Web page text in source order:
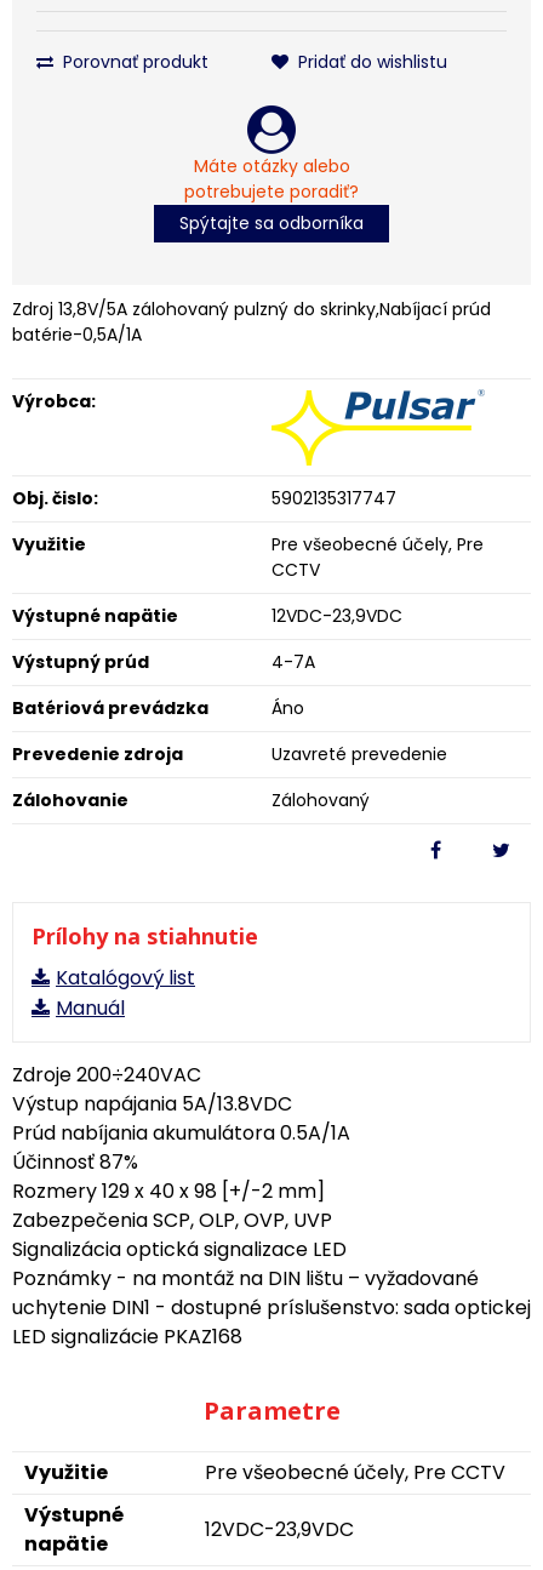
Porovnať produkt Pridať do wishlistu
Máte otázky alebo
potrebujete poradiť?
Spýtajte sa odborníka
Zdroj 13,8V/5A zálohovaný pulzný do skrinky,Nabíjací prúd
batérie-0,5A/1A
Výrobca:
Obj. čislo:
5902135317747
Využitie
Pre všeobecné účely, Pre
CCTV
Výstupné napätie
12VDC-23,9VDC
Výstupný prúd
4-7A
Batériová prevádzka
Áno
Prevedenie zdroja
Uzavreté prevedenie
Zálohovanie
Zálohovaný
Prílohy na stiahnutie
Katalógový list
Manuál
Zdroje 200÷240VAC
Výstup napájania 5A/13.8VDC
Prúd nabíjania akumulátora 0.5A/1A
Účinnosť 87%
Rozmery 129 x 40 x 98 [+/-2 mm]
Zabezpečenia SCP, OLP, OVP, UVP
Signalizácia optická signalizace LED
Poznámky - na montáž na DIN lištu – vyžadované
uchytenie DIN1 - dostupné príslušenstvo: sada optickej
LED signalizácie PKAZ168
Parametre
Využitie
Pre všeobecné účely, Pre CCTV
Výstupné
napätie
12VDC-23,9VDC